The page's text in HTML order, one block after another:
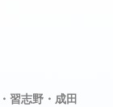
習志野・成田